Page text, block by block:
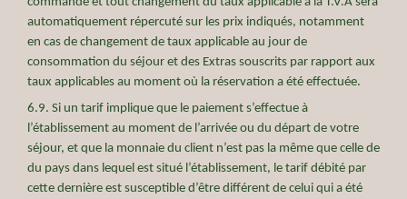
automatiquement répercuté sur les prix indiqués, notamment
en cas de changement de taux applicable au jour de
consommation du séjour et des Extras souscrits par rapport aux
taux applicables au moment où la réservation a été effectuée.
6.9. Si un tarif implique que le paiement s’effectue à
l’établissement au moment de l’arrivée ou du départ de votre
séjour, et que la monnaie du client n’est pas la même que celle de
du pays dans lequel est situé l’établissement, le tarif débité par
cette dernière est susceptible d’être différent de celui qui a été